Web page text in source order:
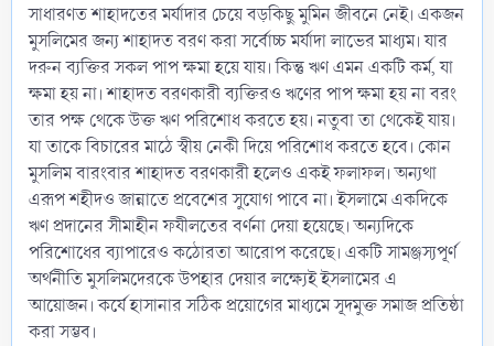
সাধারণত শাহাদতের মর্যাদার চেয়ে বড়কিছু মুমিন জীবনে নেই। একজন
মুসলিমের জন্য শাহাদত বরণ করা সর্বোচ্চ মর্যাদা লাভের মাধ্যম। যার
দরুন ব্যক্তির সকল পাপ ক্ষমা হয়ে যায়। কিন্তু ঋণ এমন একটি কর্ম, যা
ক্ষমা হয় না। শাহাদত বরণকারী ব্যক্তিরও ঋণের পাপ ক্ষমা হয় না বরং
তার পক্ষ থেকে উক্ত ঋণ পরিশোধ করতে হয়। নতুবা তা থেকেই যায়।
যা তাকে বিচারের মাঠে স্বীয় নেকী দিয়ে পরিশোধ করতে হবে। কোন
মুসলিম বারংবার শাহাদত বরণকারী হলেও একই ফলাফল। অন্যথা
এরূপ শহীদও জান্নাতে প্রবেশের সুযোগ পাবে না। ইসলামে একদিকে
ঋণ প্রদানের সীমাহীন ফযীলতের বর্ণনা দেয়া হয়েছে। অন্যদিকে
পরিশোধের ব্যাপারেও কঠোরতা আরোপ করেছে। একটি সামঞ্জস্যপূর্ণ
অর্থনীতি মুসলিমদেরকে উপহার দেয়ার লক্ষ্যেই ইসলামের এ
আয়োজন। কর্যে হাসানার সঠিক প্রয়োগের মাধ্যমে সূদমুক্ত সমাজ প্রতিষ্ঠা
করা সম্ভব।